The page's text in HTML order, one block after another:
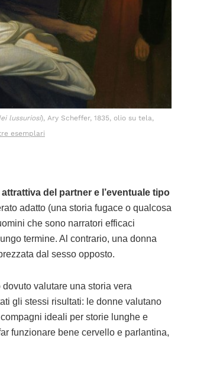
lussuriosi), Ary Scheffer, 1835, olio su tela,
esemplari
del partner e l’eventuale tipo
adatto (una storia fugace o qualcosa
che sono narratori efficaci
termine. Al contrario, una donna
dal sesso opposto.
valutare una storia vera
gli stessi risultati: le donne valutano
ideali per storie lunghe e
funzionare bene cervello e parlantina,